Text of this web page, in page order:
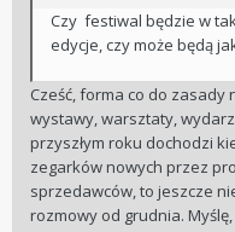
Czy festiwal będzie w
edycje, czy może będą
Cześć, forma co do zasady
wystawy, warsztaty,
przyszłym roku dochodzi
zegarków nowych przez
sprzedawców, to jeszcze
rozmowy od grudnia.